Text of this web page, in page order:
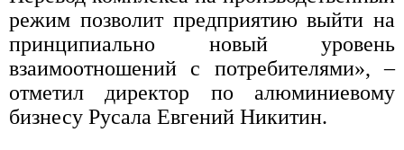
режим позволит предприятию выйти на
принципиально новый уровень
взаимоотношений с потребителями», –
отметил директор по алюминиевому
бизнесу Русала Евгений Никитин.